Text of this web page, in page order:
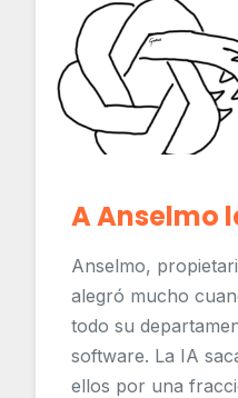
A Anselmo
Anselmo,
alegró mucho
todo su
software. La IA
ellos por una